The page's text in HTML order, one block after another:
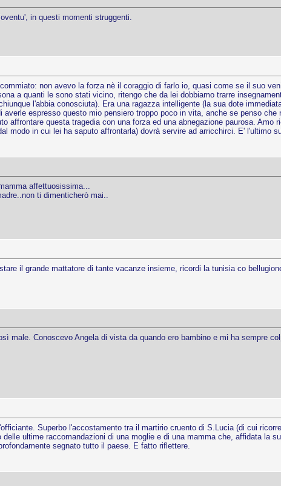
in questi momenti struggenti.
non avevo la forza nè il coraggio di farlo io, quasi come se il suo
a quanti le sono stati vicino, ritengo che da lei dobbiamo trarre
l'abbia conosciuta). Era una ragazza intelligente (la sua dote
espresso questo mio pensiero troppo poco in vita, anche se penso
affrontare questa tragedia con una forza ed una abnegazione paurosa.
modo in cui lei ha saputo affrontarla) dovrà servire ad arricchirci. E' l'ultimo
affettuosissima...
ti dimenticherò mai..
il grande mattatore di tante vacanze insieme, ricordi la tunisia co
male. Conoscevo Angela di vista da quando ero bambino e mi ha sempre
Superbo l'accostamento tra il martirio cruento di S.Lucia (di cui
ultime raccomandazioni di una moglie e di una mamma che, affidata la
segnato tutto il paese. E fatto riflettere.